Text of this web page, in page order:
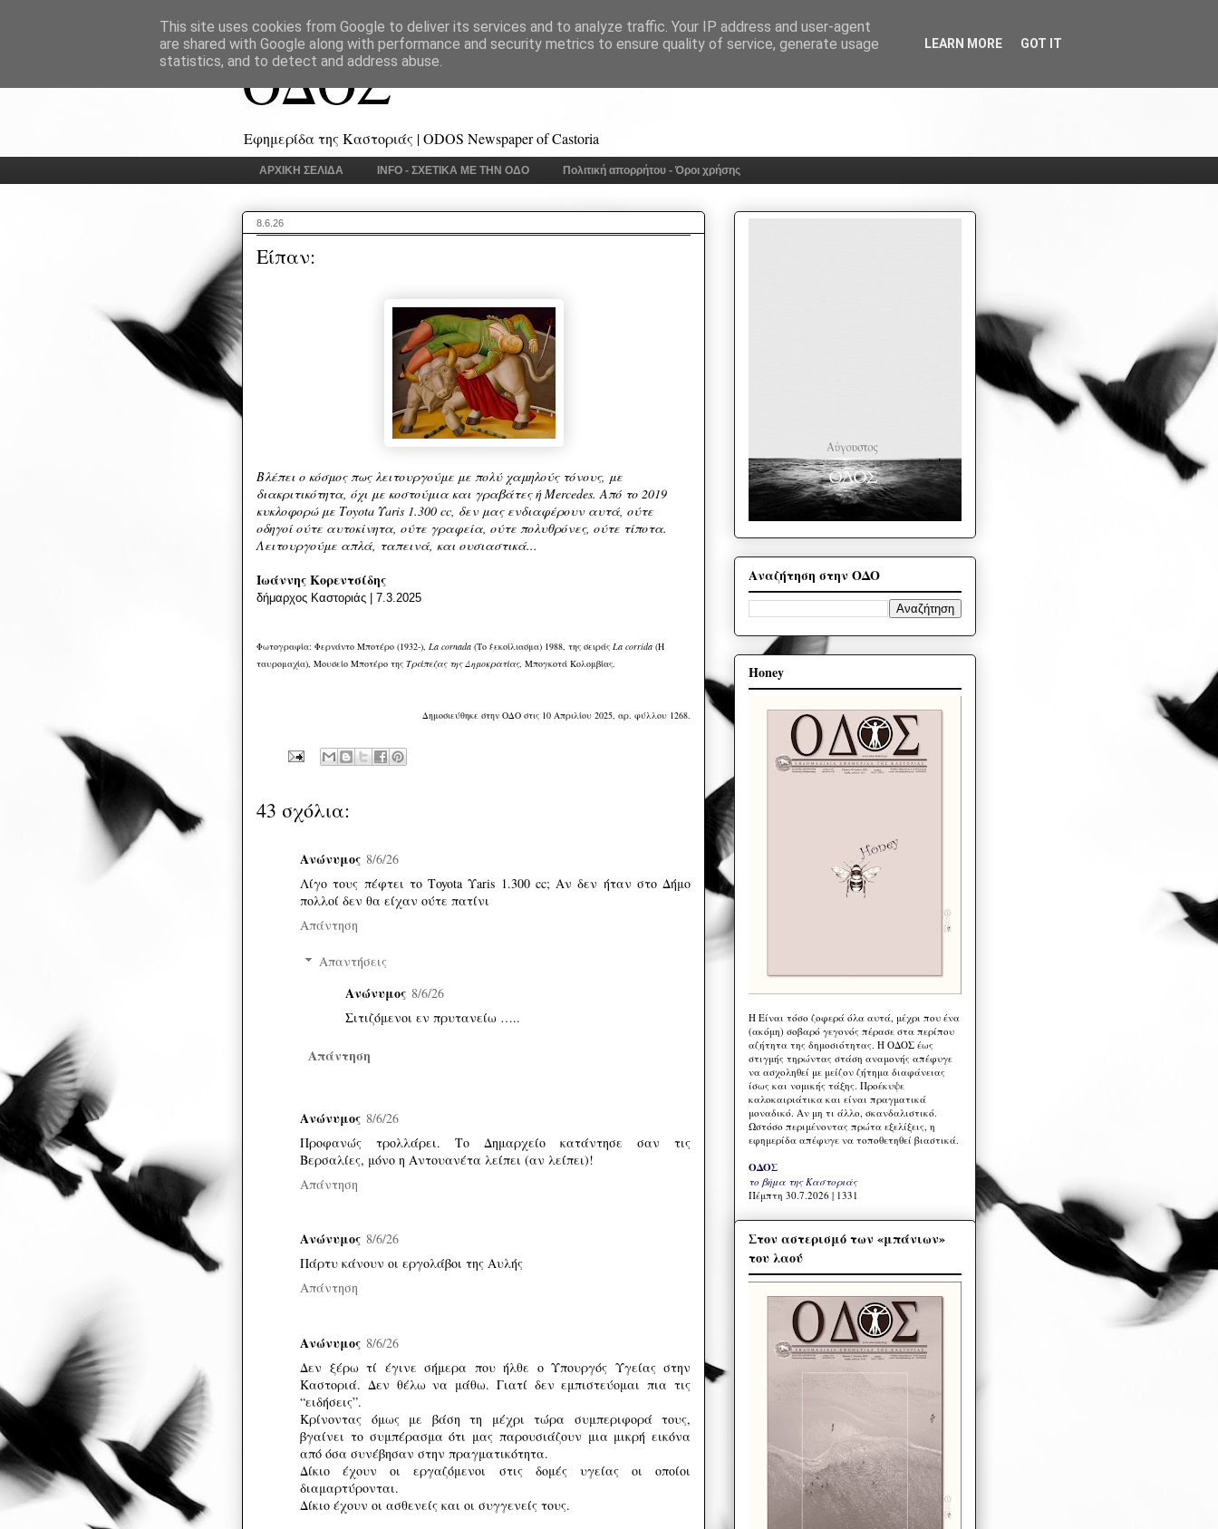
ΟΔΟΣ
Εφημερίδα της Καστοριάς | ODOS Newspaper of Castoria
ΑΡΧΙΚΗ ΣΕΛΙΔΑ INFO - ΣΧΕΤΙΚΑ ΜΕ ΤΗΝ ΟΔΟ Πολιτική απορρήτου - Όροι χρήσης
8.6.26
Είπαν:
Βλέπει ο κόσμος πως λειτουργούμε με πολύ χαμηλούς τόνους, με
διακριτικότητα, όχι με κοστούμια και γραβάτες ή Μercedes. Από το 2019
κυκλοφορώ με Τoyota Υaris 1.300 cc, δεν μας ενδιαφέρουν αυτά, ούτε
οδηγοί ούτε αυτοκίνητα, ούτε γραφεία, ούτε πολυθρόνες, ούτε τίποτα.
Λειτουργούμε απλά, ταπεινά, και ουσιαστικά...
Ιωάννης Κορεντσίδης
δήμαρχος Καστοριάς | 7.3.2025
Φωτογραφία: Φερνάντο Μποτέρο (1932-), La cornada (Το ξεκοίλιασμα) 1988, της σειράς La corrida (Η
ταυρομαχία), Μουσείο Μποτέρο της Τράπεζας της Δημοκρατίας, Μπογκοτά Κολομβίας.
Δημοσιεύθηκε στην ΟΔΟ στις 10 Απριλίου 2025, αρ. φύλλου 1268.
43 σχόλια:
Ανώνυμος 8/6/26
Λίγο τους πέφτει το Τoyota Υaris 1.300 cc; Αν δεν ήταν στο Δήμο
πολλοί δεν θα είχαν ούτε πατίνι
Απάντηση
Απαντήσεις
Ανώνυμος 8/6/26
Σιτιζόμενοι εν πρυτανείω …..
Απάντηση
Ανώνυμος 8/6/26
Προφανώς τρολλάρει. Το Δημαρχείο κατάντησε σαν τις
Βερσαλίες, μόνο η Αντουανέτα λείπει (αν λείπει)!
Απάντηση
Ανώνυμος 8/6/26
Πάρτυ κάνουν οι εργολάβοι της Αυλής
Απάντηση
Ανώνυμος 8/6/26
Δεν ξέρω τί έγινε σήμερα που ήλθε ο Υπουργός Υγείας στην
Καστοριά. Δεν θέλω να μάθω. Γιατί δεν εμπιστεύομαι πια τις
“ειδήσεις”.
Κρίνοντας όμως με βάση τη μέχρι τώρα συμπεριφορά τους,
βγαίνει το συμπέρασμα ότι μας παρουσιάζουν μια μικρή εικόνα
από όσα συνέβησαν στην πραγματικότητα.
Δίκιο έχουν οι εργαζόμενοι στις δομές υγείας οι οποίοι
διαμαρτύρονται.
Δίκιο έχουν οι ασθενείς και οι συγγενείς τους.
Αναζήτηση στην ΟΔΟ
Honey
Η Eίναι τόσο ζοφερά όλα αυτά, μέχρι που ένα
(ακόμη) σοβαρό γεγονός πέρασε στα περίπου
αζήτητα της δημοσιότητας. Η ΟΔΟΣ έως
στιγμής τηρώντας στάση αναμονής απέφυγε
να ασχοληθεί με μείζον ζήτημα διαφάνειας
ίσως και νομικής τάξης. Προέκυψε
καλοκαιριάτικα και είναι πραγματικά
μοναδικό. Αν μη τι άλλο, σκανδαλιστικό.
Ωστόσο περιμένοντας πρώτα εξελίξεις, η
εφημερίδα απέφυγε να τοποθετηθεί βιαστικά.
ΟΔΟΣ
το βήμα της Καστοριάς
Πέμπτη 30.7.2026 | 1331
Στον αστερισμό των «μπάνιων»
του λαού
This site uses cookies from Google to deliver its services and to analyze traffic. Your IP address and user-agent
are shared with Google along with performance and security metrics to ensure quality of service, generate usage
statistics, and to detect and address abuse.
LEARN MORE GOT IT